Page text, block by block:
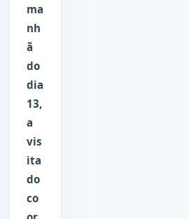
ma
nh
ã
do
dia
13,
a
vis
ita
do
co